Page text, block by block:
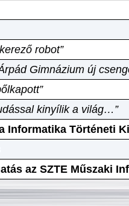
robot”
Gimnázium új
kinyílik a világ…”
Informatika Történeti
az SZTE Műszaki